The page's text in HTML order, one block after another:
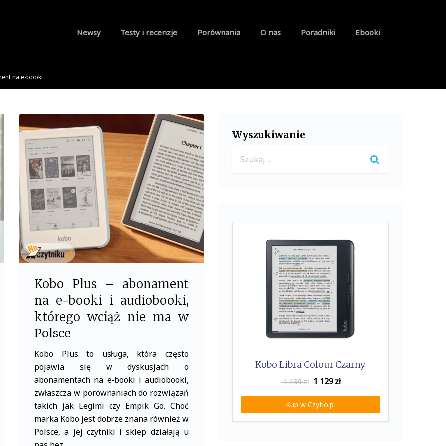
Newsy Testy i recenzje Porównania O nas Poradniki Ebooki
na e-booki
Kobo Plus – abonament
na e-booki i audiobooki,
którego wciąż nie ma w
Polsce
Kobo Plus to usługa, która często
pojawia się w dyskusjach o
abonamentach na e-booki i audiobooki,
zwłaszcza w porównaniach do rozwiązań
takich jak Legimi czy Empik Go. Choć
marka Kobo jest dobrze znana również w
Polsce, a jej czytniki i sklep działają u
Wyszukiwanie
for:
Kobo Libra Colour Czarny
1 139 zł 1 129 zł
Kup w Czytio.pl